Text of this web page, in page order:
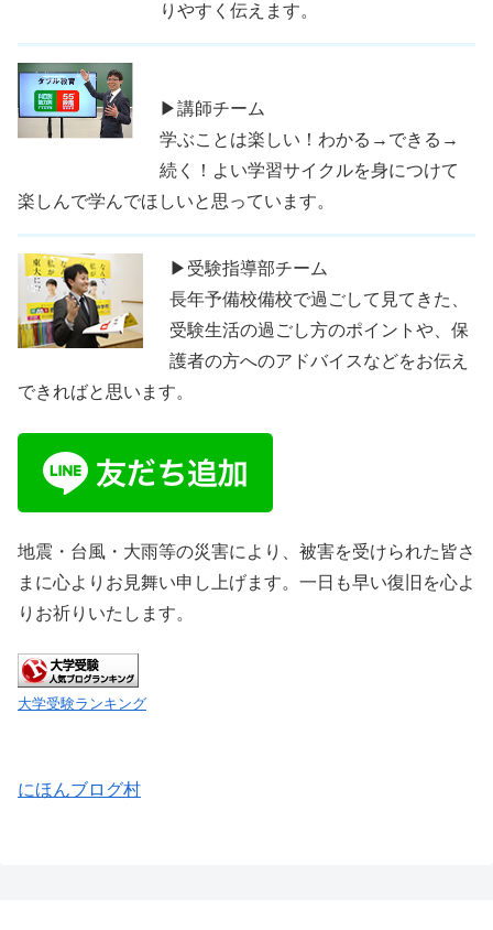
りやすく伝えます。
▶講師チーム
学ぶことは楽しい！わかる→できる→
続く！よい学習サイクルを身につけて
楽しんで学んでほしいと思っています。
▶受験指導部チーム
長年予備校備校で過ごして見てきた、
受験生活の過ごし方のポイントや、保
護者の方へのアドバイスなどをお伝え
できればと思います。
地震・台風・大雨等の災害により、被害を受けられた皆さ
まに心よりお見舞い申し上げます。一日も早い復旧を心よ
りお祈りいたします。
大学受験ランキング
にほんブログ村